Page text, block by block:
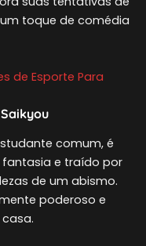
toque de comédia
de Esporte Para
comum, é
e traído por
de um abismo.
poderoso e